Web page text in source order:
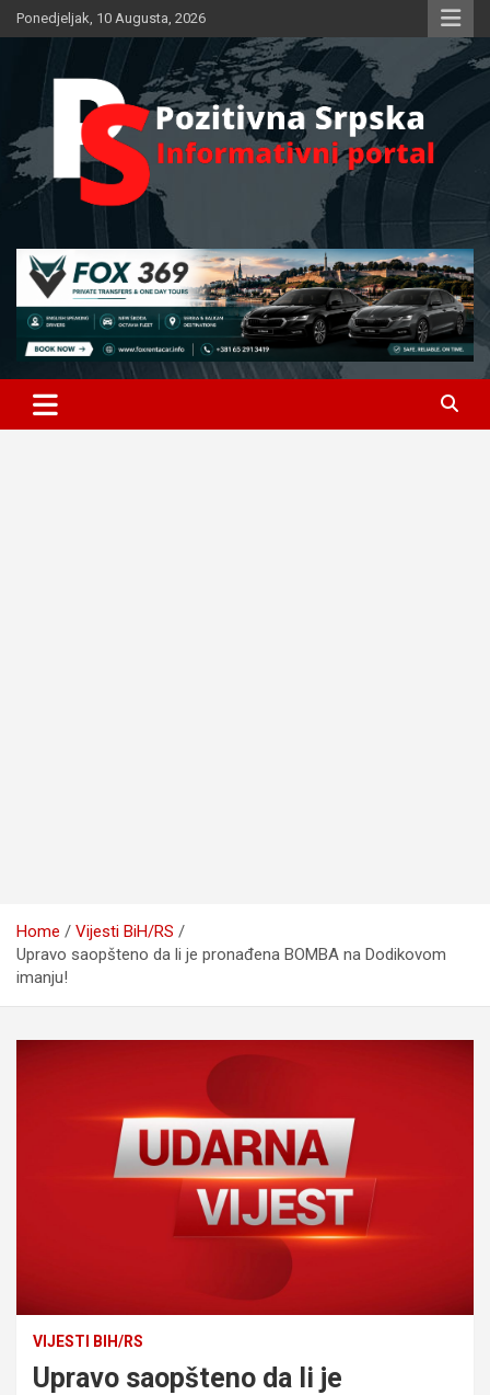
Skip
to
Ponedjeljak, 10 Augusta, 2026
Pozitivna Srpska
Home
Vijesti BiH/RS
Upravo saopšteno da li je pronađena BOMBA na Dodikovom
imanju!
VIJESTI BIH/RS
Upravo saopšteno da li je